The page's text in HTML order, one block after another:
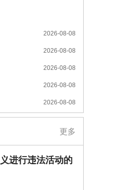
2026-08-08
2026-08-08
2026-08-08
2026-08-08
2026-08-08
更多
进行违法活动的